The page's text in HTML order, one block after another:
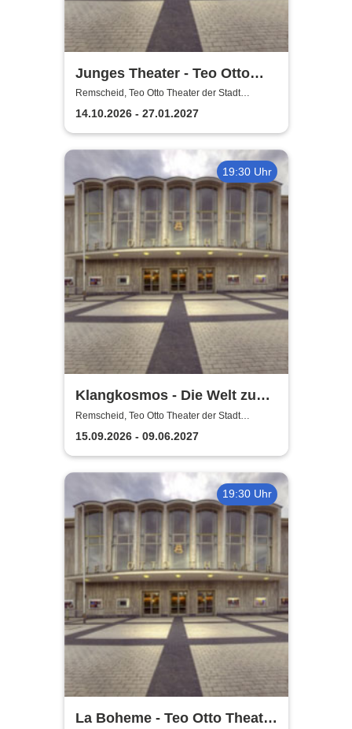
Junges Theater - Teo Otto
Theater der Stadt Remscheid
Remscheid, Teo Otto Theater der Stadt
Remscheid
14.10.2026 - 27.01.2027
19:30 Uhr
Klangkosmos - Die Welt zu
Gast in Remscheid
Remscheid, Teo Otto Theater der Stadt
Remscheid
15.09.2026 - 09.06.2027
19:30 Uhr
La Boheme - Teo Otto Theater